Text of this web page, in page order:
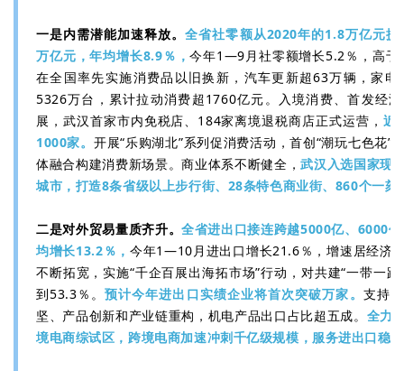
一是内需潜能加速释放。全省社零额从2020年的1.8万亿元
万亿元，年均增长8.9％，今年1—9月社零额增长5.2％，高于
在全国率先实施消费品以旧换新，汽车更新超63万辆，家电
5326万台，累计拉动消费超1760亿元。入境消费、首发经
展，武汉首家市内免税店、184家离境退税商店正式运营， 近
1000家。 开展“乐购湖北”系列促消费活动，首创“潮玩七色花”
体融合构建消费新场景。商业体系不断健全，武汉入选国家现
城市，打造8条省级以上步行街、28条特色商业街、860个一刻
二是对外贸易量质齐升。全省进出口接连跨越5000亿、6000
均增长13.2％，今年1—10月进出口增长21.6％，增速居经济
不断拓宽，实施“千企百展出海拓市场”行动，对共建“一带一
到53.3％。预计今年进出口实绩企业将首次突破万家。 支持
坚、产品创新和产业链重构，机电产品出口占比超五成。 全力
境电商综试区，跨境电商加速冲刺千亿级规模，服务进出口稳